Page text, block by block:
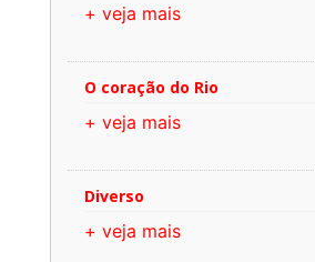
+ veja mais
O coração do Rio
+ veja mais
Diverso
+ veja mais